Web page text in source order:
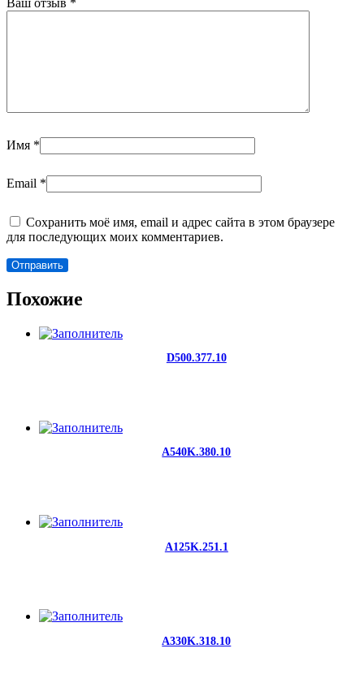
Имя *
Email *
Сохранить моё имя, email и адрес сайта в этом браузере
для последующих моих комментариев.
Похожие
D500.377.10
A540K.380.10
A125K.251.1
A330K.318.10